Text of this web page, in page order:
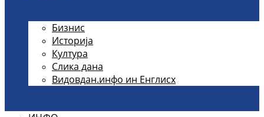
Бизнис
Историја
Култура
Слика дана
Видовдан.инфо ин Енглисх